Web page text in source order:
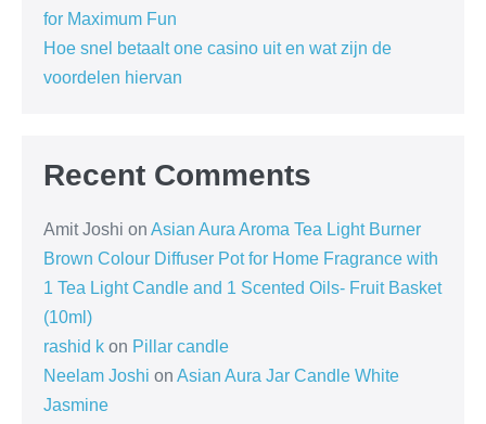
for Maximum Fun
Hoe snel betaalt one casino uit en wat zijn de
voordelen hiervan
Recent Comments
Amit Joshi on Asian Aura Aroma Tea Light Burner
Brown Colour Diffuser Pot for Home Fragrance with
1 Tea Light Candle and 1 Scented Oils- Fruit Basket
(10ml)
rashid k on Pillar candle
Neelam Joshi on Asian Aura Jar Candle White
Jasmine